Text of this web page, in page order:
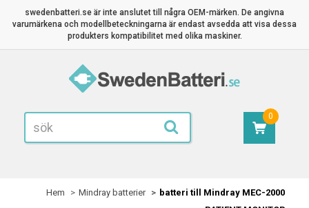
swedenbatteri.se är inte anslutet till några OEM-märken. De angivna
varumärkena och modellbeteckningarna är endast avsedda att visa dessa
produkters kompatibilitet med olika maskiner.
0
Hem Mindray batterier
batteri till Mindray MEC-2000